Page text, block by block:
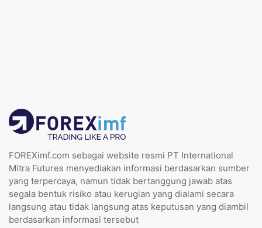
FOREXimf.com sebagai website resmi PT International
Mitra Futures menyediakan informasi berdasarkan sumber
yang terpercaya, namun tidak bertanggung jawab atas
segala bentuk risiko atau kerugian yang dialami secara
langsung atau tidak langsung atas keputusan yang diambil
berdasarkan informasi tersebut